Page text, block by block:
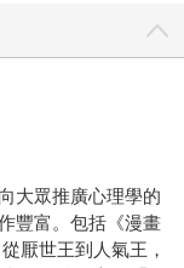
大眾推廣心理學的
豐富。包括《漫畫
厭世王到人氣王，